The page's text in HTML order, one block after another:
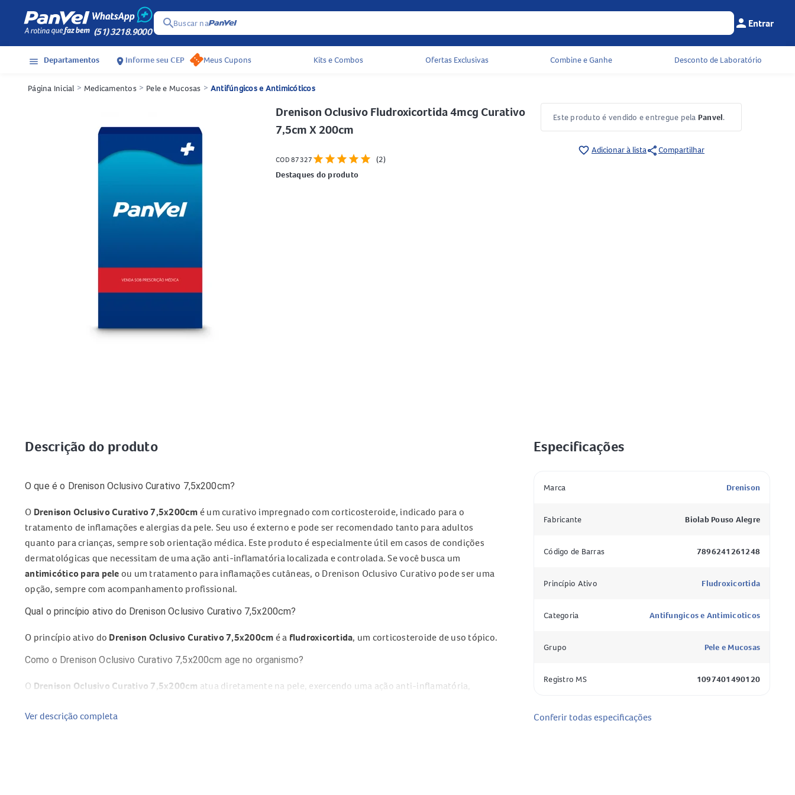
(51) 3218.9000
searchBuscar na Menu do
person Entrar
Acessos rápidos do cabeçalho
menu Departamentos location_on Informe seu CEP Meus Cupons Kits e Combos Ofertas Exclusivas Combine e Ganhe Desconto de Laboratório
Página Inicial > Medicamentos > Pele e Mucosas > Antifúngicos e Antimicóticos
Drenison Oclusivo Fludroxicortida 4mcg Curativo
7,5cm X 200cm
COD 87327 starstarstarstarstar (2)
Destaques do produto
Este produto é vendido e entregue pela Panvel.
favorite_border Adicionar à listashareCompartilhar
Descrição do produto
O que é o Drenison Oclusivo Curativo 7,5x200cm?
O Drenison Oclusivo Curativo 7,5x200cm é um curativo impregnado com corticosteroide, indicado para o
tratamento de inflamações e alergias da pele. Seu uso é externo e pode ser recomendado tanto para adultos
quanto para crianças, sempre sob orientação médica. Este produto é especialmente útil em casos de condições
dermatológicas que necessitam de uma ação anti-inflamatória localizada e controlada. Se você busca um
antimicótico para pele ou um tratamento para inflamações cutâneas, o Drenison Oclusivo Curativo pode ser uma
opção, sempre com acompanhamento profissional.
Qual o princípio ativo do Drenison Oclusivo Curativo 7,5x200cm?
O princípio ativo do Drenison Oclusivo Curativo 7,5x200cm é a fludroxicortida, um corticosteroide de uso tópico.
Como o Drenison Oclusivo Curativo 7,5x200cm age no organismo?
O Drenison Oclusivo Curativo 7,5x200cm atua diretamente na pele, exercendo uma ação anti-inflamatória,
fludroxicortida reduz a formação e a atividade de substâncias envolvidas no processo inflamatório, aliviando
Ver descrição completa
Especificações
Marca Drenison
Fabricante Biolab Pouso Alegre
Código de Barras 7896241261248
Princípio Ativo Fludroxicortida
Categoria Antifungicos e Antimicoticos
Grupo Pele e Mucosas
Registro MS 1097401490120
Conferir todas especificações